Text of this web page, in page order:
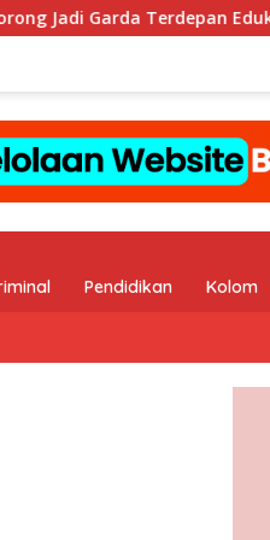
Terdepan Edukasi Publik
Pendidikan Kolom